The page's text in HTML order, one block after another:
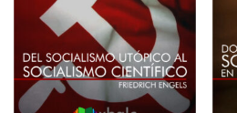
en
la
página
de
producto